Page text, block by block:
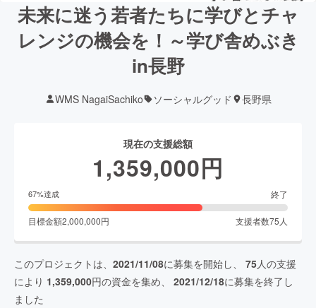
未来に迷う若者たちに学びとチャ
レンジの機会を！～学び舎めぶき
in長野
WMS NagaiSachiko ソーシャルグッド 長野県
現在の支援総額
1,359,000円
67%達成 終了
目標金額2,000,000円 支援者数75 人
このプロジェクトは、 2021/11/08に募集を開始し、 75人の支援
により 1,359,000円の資金を集め、 2021/12/18に募集を終了し
ました